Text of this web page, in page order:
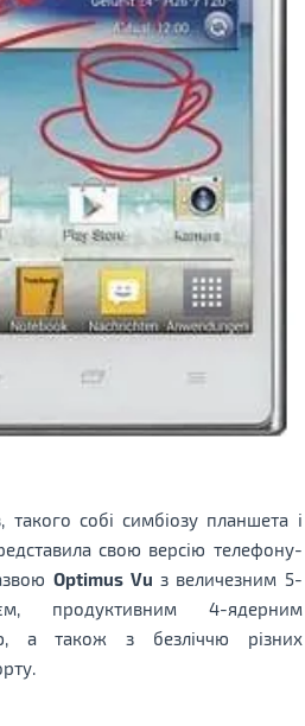
собі симбіозу планшета і
свою версію телефону-
Optimus Vu з величезним 5-
продуктивним 4-ядерним
а також з безліччю різних